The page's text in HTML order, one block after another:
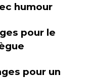
humour
pour le
pour un